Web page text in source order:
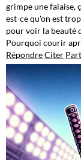
grimpe une falaise,
est-ce qu'on est
pour voir la beauté
Pourquoi courir
RépondreCiter